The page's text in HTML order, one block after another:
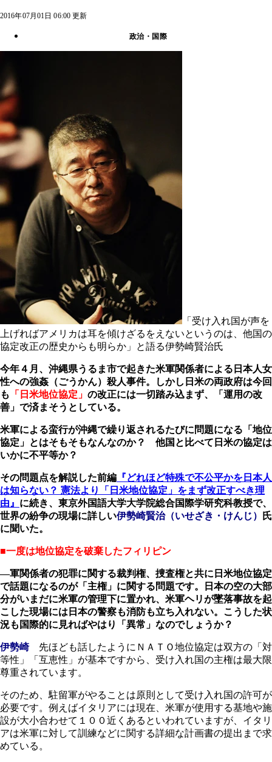
2016年07月01日 06:00 更新
政治・国際
「受け入れ国が声を
上げればアメリカは耳を傾けざるをえないというのは、他国の
協定改正の歴史からも明らか」と語る伊勢崎賢治氏
今年４月、沖縄県うるま市で起きた米軍関係者による日本人女
性への強姦（ごうかん）殺人事件。しかし日米の両政府は今回
も
「日米地位協定」 の改正には一切踏み込まず、「運用の改
善」で済まそうとしている。
米軍による蛮行が沖縄で繰り返されるたびに問題になる「地位
協定」とはそもそもなんなのか？ 他国と比べて日米の協定は
いかに不平等か？
その問題点を解説した前編 『どれほど特殊で不公平かを日本人
は知らない？ 憲法より「日米地位協定」をまず改正すべき理
由』 に続き、東京外国語大学大学院総合国際学研究科教授で、
世界の紛争の現場に詳しい伊勢崎賢治（いせざき・けんじ）
氏
に聞いた。
■一度は地位協定を破棄したフィリピン
―軍関係者の犯罪に関する裁判権、捜査権と共に日米地位協定
で話題になるのが「主権」に関する問題です。日本の空の大部
分がいまだに米軍の管理下に置かれ、米軍ヘリが墜落事故を起
こした現場には日本の警察も消防も立ち入れない。こうした状
況も国際的に見ればやはり「異常」なのでしょうか？
伊勢崎先ほども話したようにＮＡＴＯ地位協定は双方の「対
等性」「互恵性」が基本ですから、受け入れ国の主権は最大限
尊重されています。
そのため、駐留軍がやることは原則として受け入れ国の許可が
必要です。例えばイタリアには現在、米軍が使用する基地や施
設が大小合わせて１００近くあるといわれていますが、イタリ
アは米軍に対して訓練などに関する詳細な計画書の提出まで求
めている。